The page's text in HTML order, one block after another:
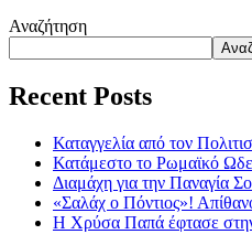
Αναζήτηση
Recent Posts
Καταγγελία από τον
Κατάμεστο το Ρωμαϊκό
Διαμάχη για την Παναγία
«Σαλάχ ο Πόντιος»!
Η Χρύσα Παπά έφτασε